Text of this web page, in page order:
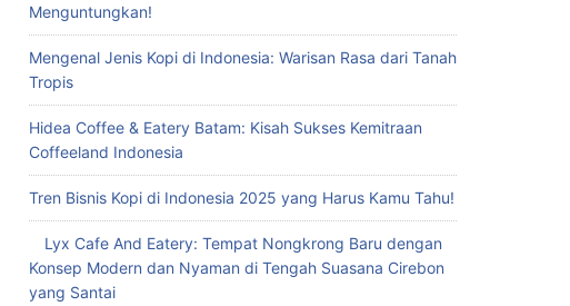
Menguntungkan!
Mengenal Jenis Kopi di Indonesia: Warisan Rasa dari Tanah
Tropis
Hidea Coffee & Eatery Batam: Kisah Sukses Kemitraan
Coffeeland Indonesia
Tren Bisnis Kopi di Indonesia 2025 yang Harus Kamu Tahu!
Lyx Cafe And Eatery: Tempat Nongkrong Baru dengan
Konsep Modern dan Nyaman di Tengah Suasana Cirebon
yang Santai